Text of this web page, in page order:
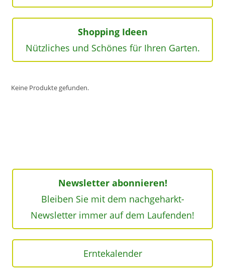
Shopping Ideen
Nützliches und Schönes für Ihren Garten.
Keine Produkte gefunden.
Newsletter abonnieren!
Bleiben Sie mit dem nachgeharkt-
Newsletter immer auf dem Laufenden!
Erntekalender